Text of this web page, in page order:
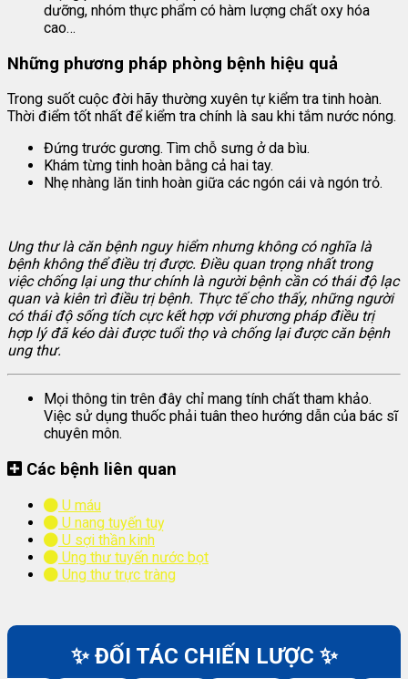
dưỡng, nhóm thực phẩm có hàm lượng chất oxy hóa
cao…
Những phương pháp phòng bệnh hiệu quả
Trong suốt cuộc đời hãy thường xuyên tự kiểm tra tinh hoàn.
Thời điểm tốt nhất để kiểm tra chính là sau khi tắm nước nóng.
Đứng trước gương. Tìm chỗ sưng ở da bìu.
Khám từng tinh hoàn bằng cả hai tay.
Nhẹ nhàng lăn tinh hoàn giữa các ngón cái và ngón trỏ.
Ung thư là căn bệnh nguy hiểm nhưng không có nghĩa là
bệnh không thể điều trị được. Điều quan trọng nhất trong
việc chống lại ung thư chính là người bệnh cần có thái độ lạc
quan và kiên trì điều trị bệnh. Thực tế cho thấy, những người
có thái độ sống tích cực kết hợp với phương pháp điều trị
hợp lý đã kéo dài được tuổi thọ và chống lại được căn bệnh
ung thư.
Mọi thông tin trên đây chỉ mang tính chất tham khảo.
Việc sử dụng thuốc phải tuân theo hướng dẫn của bác sĩ
chuyên môn.
Các bệnh liên quan
U máu
U nang tuyến tuỵ
U sợi thần kinh
Ung thư tuyến nước bọt
Ung thư trực tràng
✨ ĐỐI TÁC CHIẾN LƯỢC ✨